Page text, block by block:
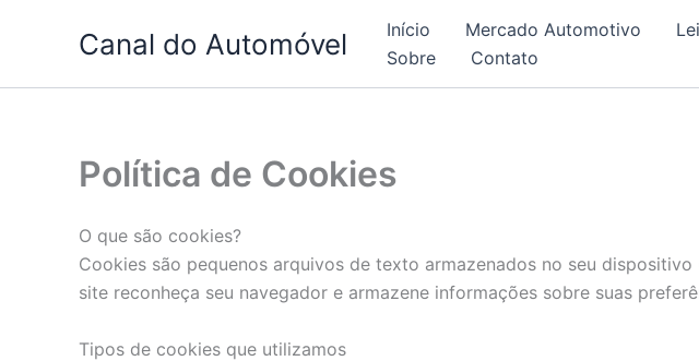
Canal do Automóvel Início Mercado Automotivo
Sobre
Contato
Política de Cookies
O que são cookies?
Cookies são pequenos arquivos de texto armazenados no seu
site reconheça seu navegador e armazene informações sobre suas
Tipos de cookies que utilizamos